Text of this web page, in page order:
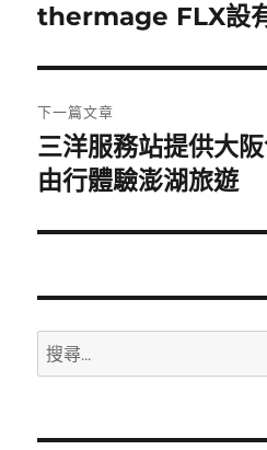
導
覽
一
文
章:
thermage FLX設
下一篇文章
下
一
文
三洋服務站提供大
由行體驗澎湖旅遊
搜
尋
鍵